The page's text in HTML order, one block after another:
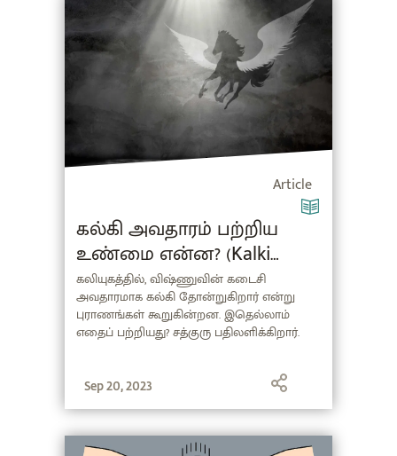
Article
கல்கி அவதாரம் பற்றிய
உண்மை என்ன? (Kalki
Avatar in Tamil)
கலியுகத்தில், விஷ்ணுவின் கடைசி
அவதாரமாக கல்கி தோன்றுகிறார் என்று
புராணங்கள் கூறுகின்றன. இதெல்லாம்
எதைப் பற்றியது? சத்குரு பதிலளிக்கிறார்.
Sep 20, 2023